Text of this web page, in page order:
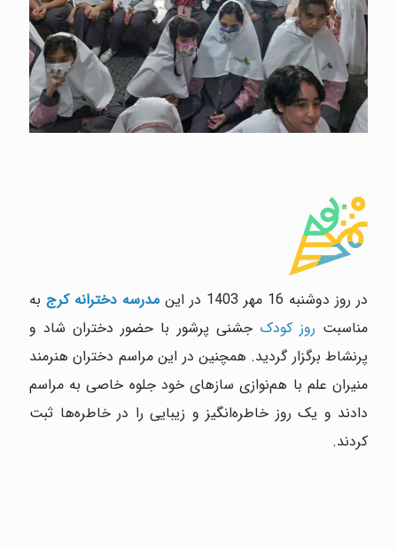
در روز دوشنبه 16 مهر 1403 در این مدرسه دخترانه کرج به
مناسبت روز کودک جشنی پر‌شور با حضور دختران شاد و
پر‌نشاط برگزار گردید. همچنین در این مراسم دختران هنرمند
منیران علم با هم‌نوازی سازهای خود جلوه خاصی به مراسم
دادند و یک روز خاطره‌انگیز و زیبایی را در خاطره‌ها ثبت
کردند.